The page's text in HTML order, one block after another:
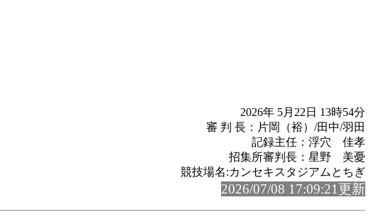
2026年 5月22日 13時54分
審 判 長：片岡（裕）/田中/羽田
記録主任：浮穴 佳孝
招集所審判長：星野 美憂
競技場名:カンセキスタジアムとちぎ
2026/07/08 17:09:21更新